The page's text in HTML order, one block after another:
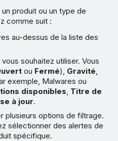
produit ou un type de
comme suit :
au-dessus de la liste des
souhaitez utiliser. Vous
ou Fermé), Gravité,
exemple, Malwares ou
disponibles, Titre de
à jour.
plusieurs options de filtrage.
sélectionner des alertes de
spécifique.